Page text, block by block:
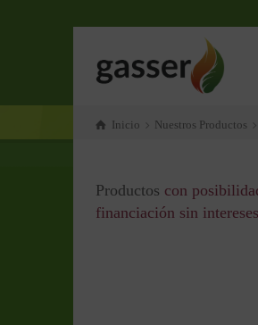
Inicio Nuestros Productos
Productos con
financiación sin intereses